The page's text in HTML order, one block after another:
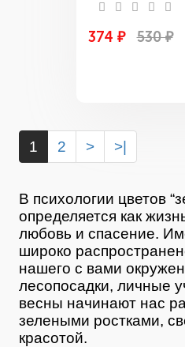
374 ₽ 530 ₽
1 2 > >|
В психологии цветов
определяется как
любовь и спасение.
широко
нашего с вами
лесопосадки, личные
весны начинают нас
зелеными ростками,
красотой.